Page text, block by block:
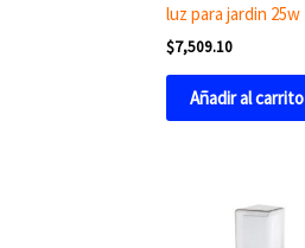
luz para jardin 25w
$7,509.10
Añadir al carrito